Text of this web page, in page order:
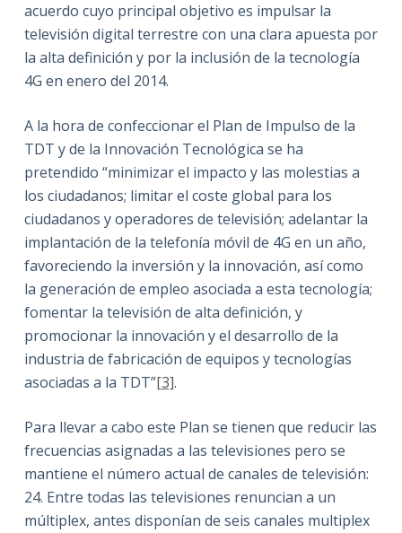
acuerdo cuyo principal objetivo es impulsar la
televisión digital terrestre con una clara apuesta por
la alta definición y por la inclusión de la tecnología
4G en enero del 2014.
A la hora de confeccionar el Plan de Impulso de la
TDT y de la Innovación Tecnológica se ha
pretendido “minimizar el impacto y las molestias a
los ciudadanos; limitar el coste global para los
ciudadanos y operadores de televisión; adelantar la
implantación de la telefonía móvil de 4G en un año,
favoreciendo la inversión y la innovación, así como
la generación de empleo asociada a esta tecnología;
fomentar la televisión de alta definición, y
promocionar la innovación y el desarrollo de la
industria de fabricación de equipos y tecnologías
asociadas a la TDT”[3].
Para llevar a cabo este Plan se tienen que reducir las
frecuencias asignadas a las televisiones pero se
mantiene el número actual de canales de televisión:
24. Entre todas las televisiones renuncian a un
múltiplex, antes disponían de seis canales multiplex